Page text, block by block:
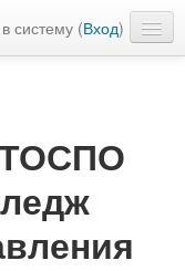
систему (Вход)